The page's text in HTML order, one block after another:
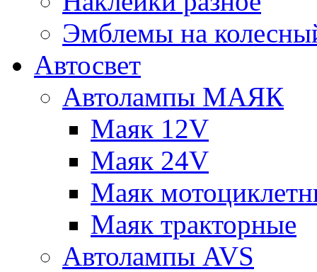
Эмблемы на
Автосвет
Автолампы МАЯК
Маяк 12V
Маяк 24V
Маяк
Маяк тракторные
Автолампы AVS